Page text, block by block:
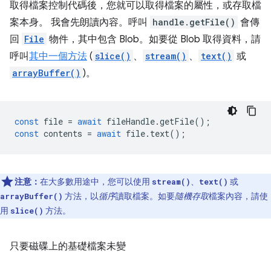
取得檔案控制代碼後，您就可以取得檔案的屬性，或存取檔
案本身。 我會先朗讀內容。呼叫
handle.getFile() 會傳
回
File 物件，其中包含 Blob。如要從 Blob 取得資料，請
呼叫其中一個方法 ( slice() 、 stream() 、 text() 或
arrayBuffer() )。
const file = await fileHandle.getFile();
const contents = await file. text();
注意： 在大多數用途中，您可以使用 stream()、 text() 或
arrayBuffer() 方法，以循序讀取檔案。如要隨機存取檔案內容，請使
用 slice() 方法。
只要磁碟上的基礎檔案未變